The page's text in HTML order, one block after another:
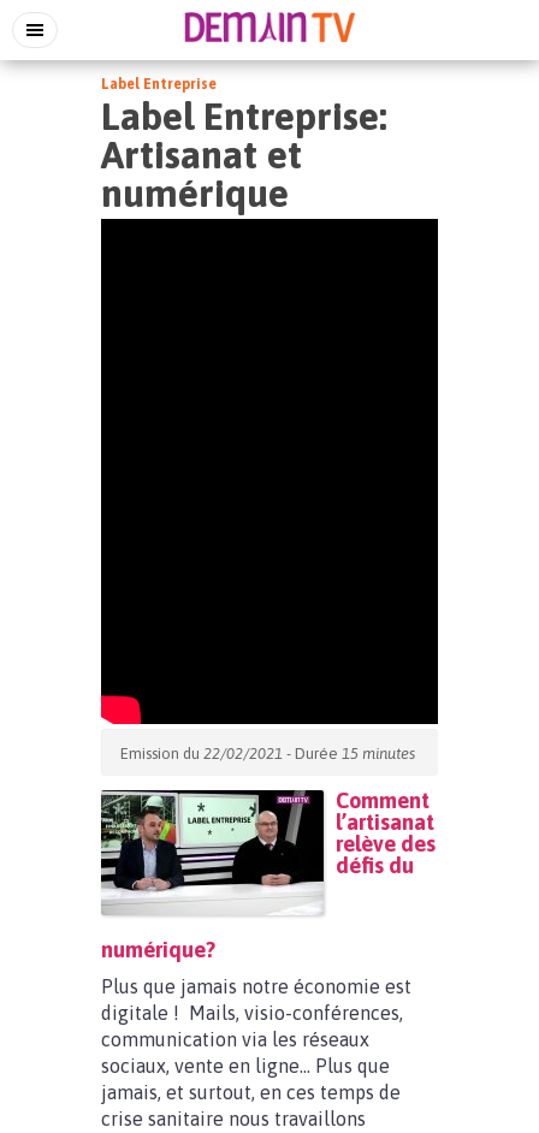
Label Entreprise
Label Entreprise:
Artisanat et
numérique
Emission du 22/02/2021 - Durée 15 minutes
Comment
l’artisanat
relève des
défis du
numérique?
Plus que jamais notre économie est
digitale ! Mails, visio-conférences,
communication via les réseaux
sociaux, vente en ligne… Plus que
jamais, et surtout, en ces temps de
crise sanitaire nous travaillons